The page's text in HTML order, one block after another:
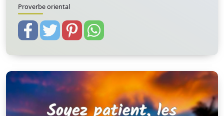
Proverbe oriental